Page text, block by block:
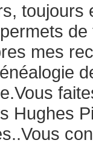
toujours
mes
Hughes